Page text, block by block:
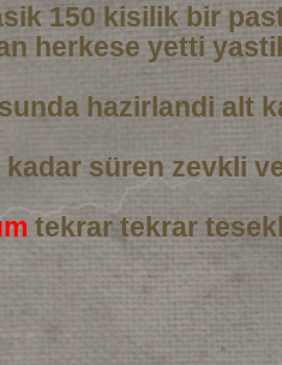
150 kisilik bir
herkese yetti
hazirlandi alt
süren zevkli
tekrar tekrar